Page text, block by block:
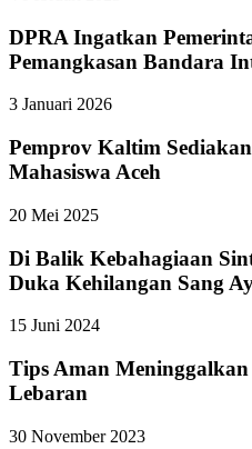
DPRA Ingatkan
Pemangkasan Bandara
3 Januari 2026
Pemprov Kaltim
Mahasiswa Aceh
20 Mei 2025
Di Balik Kebahagiaan
Duka Kehilangan Sang
15 Juni 2024
Tips Aman
Lebaran
30 November 2023